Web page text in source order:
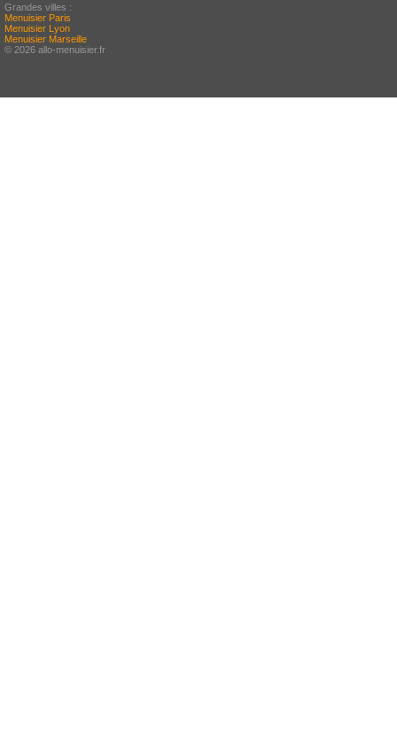
Grandes villes :
Menuisier Paris
Menuisier Lyon
Menuisier Marseille
© 2026 allo-menuisier.fr